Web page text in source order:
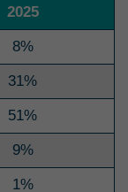
2025
8%
31%
51%
9%
1%